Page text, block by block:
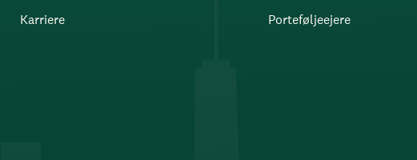
Karriere Porteføljeejere